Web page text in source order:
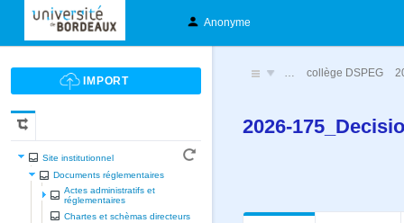
Anonyme
Site institutionnel
Documents réglementaires
Actes administratifs et
réglementaires
Chartes et schèmas directeurs
… collège DSPEG
2026-